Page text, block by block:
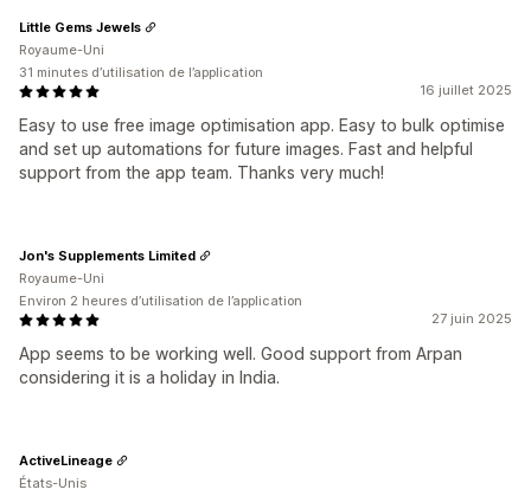
16 juillet 2025
Easy to use free image optimisation app. Easy to bulk optimise
and set up automations for future images. Fast and helpful
support from the app team. Thanks very much!
Little Gems Jewels
Royaume-Uni
31 minutes d’utilisation de l’application
27 juin 2025
App seems to be working well. Good support from Arpan
considering it is a holiday in India.
Jon's Supplements Limited
Royaume-Uni
Environ 2 heures d’utilisation de l’application
ActiveLineage
États-Unis